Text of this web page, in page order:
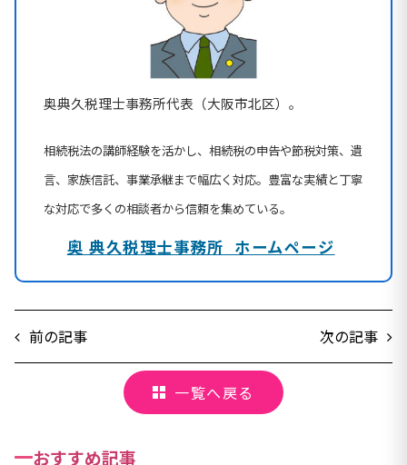
奥典久税理士事務所代表（大阪市北区）。
相続税法の講師経験を活かし、相続税の申告や節税対策、遺
言、家族信託、事業承継まで幅広く対応。豊富な実績と丁寧
な対応で多くの相談者から信頼を集めている。
奥 典久税理士事務所 ホームページ
前の記事 次の記事
一覧へ戻る
おすすめ記事